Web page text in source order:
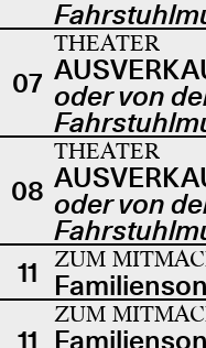
07
THEATER
oder von
08
THEATER
oder von
11
ZUM
11
ZUM